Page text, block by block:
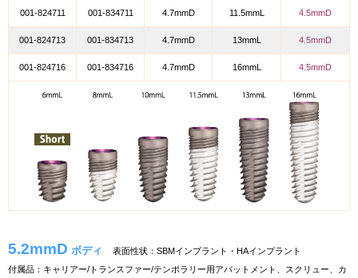
001-824711 001-834711 4.7mmD 11.5mmL 4.5mmD
001-824713 001-834713 4.7mmD 13mmL 4.5mmD
001-824716 001-834716 4.7mmD 16mmL 4.5mmD
5.2mmD ボディ
表面性状：SBMインプラント・HAインプラント
付属品：キャリアー/トランスファー/テンポラリー用アバットメント、スクリュー、カ